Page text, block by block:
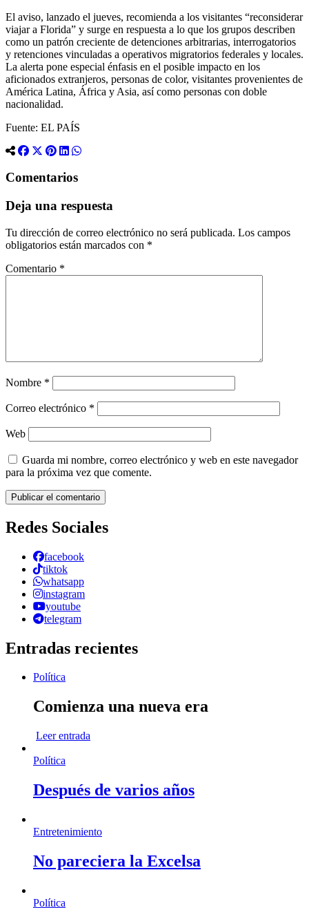
El aviso, lanzado el jueves, recomienda a los visitantes “reconsiderar
viajar a Florida” y surge en respuesta a lo que los grupos describen
como un patrón creciente de detenciones arbitrarias, interrogatorios
y retenciones vinculadas a operativos migratorios federales y locales.
La alerta pone especial énfasis en el posible impacto en los
aficionados extranjeros, personas de color, visitantes provenientes de
América Latina, África y Asia, así como personas con doble
nacionalidad.
Fuente: EL PAÍS
Comentarios
Deja una respuesta
Tu dirección de correo electrónico no será publicada. Los campos
obligatorios están marcados con *
Comentario *
Nombre *
Correo electrónico *
Web
Guarda mi nombre, correo electrónico y web en este navegador
para la próxima vez que comente.
Redes Sociales
facebook
tiktok
whatsapp
instagram
youtube
telegram
Entradas recientes
Política
Comienza una nueva era
Leer entrada
Política
Después de varios años
Entretenimiento
No pareciera la Excelsa
Política